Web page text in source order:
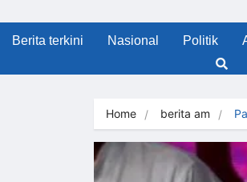
Berita terkini Nasional Politik
Home berita am